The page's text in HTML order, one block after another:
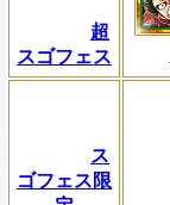
超
スゴフェス
ス
ゴフェス限